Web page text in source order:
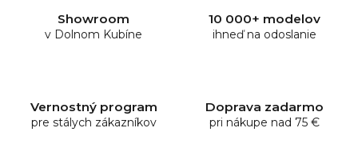
Showroom
v Dolnom Kubíne
10 000+ modelov
ihneď na odoslanie
Vernostný program
pre stálych zákazníkov
Doprava zadarmo
pri nákupe nad 75 €